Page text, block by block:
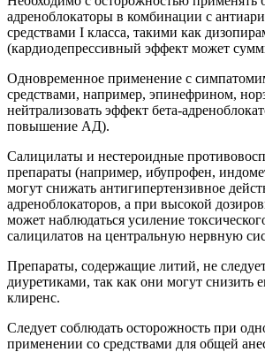
адреноблокаторы в комбинации с
средствами I класса, такими как
(кардиодепрессивный эффект может
Одновременное применение с
средствами, например, эпинефрином,
нейтрализовать эффект бета-
повышение АД).
Салицилаты и нестероидные
препараты (например, ибупрофен,
могут снижать антигипертензивное
адреноблокаторов, а при высокой
может наблюдаться усиление
салицилатов на центральную нервную
Препараты, содержащие литий, не
диуретиками, так как они могут снизить
клиренс.
Следует соблюдать осторожность при
применении со средствами для общей